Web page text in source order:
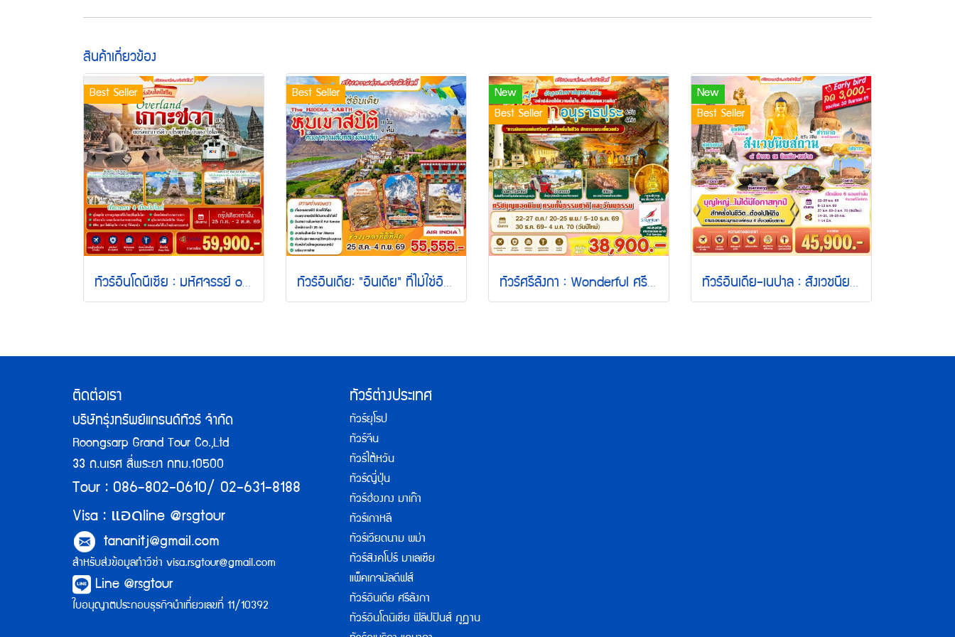
สินค้าเกี่ยวข้อง
Best Seller
ทัวร์อินโดนีเซีย : มหัศจรรย์ overland เกาะชวา (TG)
Best Seller
ทัวร์อินเดีย: "อินเดีย" ที่ไม่ใช่อินเดีย THE MIDDLE EARTH หุบเขาสปิติ ค้นหาความลับกลางหิมาลัย 11 วัน 9 คืน (AI)
New
Best Seller
ทัวร์ศรีลังกา : Wonderful ศรีลังกา อนุราธปุระ 6 วัน 4 คืน (UL)
New
Best Seller
ทัวร์อินเดีย-เนปาล : สังเวชนียสถาน 4 ตำบล 8 วัน 7 คืน (TG)
ติดต่อเรา
บริษัทรุ่งทรัพย์แกรนด์ทัวร์ จำกัด
Roongsarp Grand Tour Co.,Ltd
33 ถ.นเรศ สี่พระยา กทม.10500
Tour : 086-802-0610/ 02-631-8188
Visa : แอดline @rsgtour
tananitj@gmail.com
สำหรับส่งข้อมูลทำวีซ่า visa.rsgtour@gmail.com
Line @rsgtour
ใบอนุญาตประกอบธุรกิจนำเที่ยวเลขที่ 11/10392
ทัวร์ต่างประเทศ
ทัวร์ยุโรป
ทัวร์จีน
ทัวร์ไต้หวัน
ทัวร์ญี่ปุ่น
ทัวร์ฮ่องกง มาเก๊า
ทัวร์เกาหลี
ทัวร์เวียดนาม พม่า
ทัวร์สิงคโปร์ มาเลเซีย
แพ็คเกจมัลดีฟส์
ทัวร์อินเดีย ศรีลังกา
ทัวร์อินโดนิเซีย ฟิลิปปินส์ ภูฏาน